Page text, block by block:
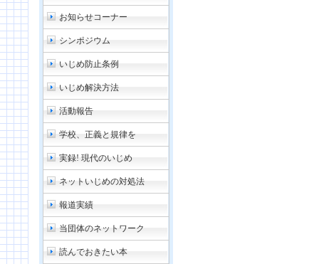
お知らせコーナー
シンポジウム
いじめ防止条例
いじめ解決方法
活動報告
学校、正義と規律を
実録! 現代のいじめ
ネットいじめの対処法
報道実績
当団体のネットワーク
読んでおきたい本